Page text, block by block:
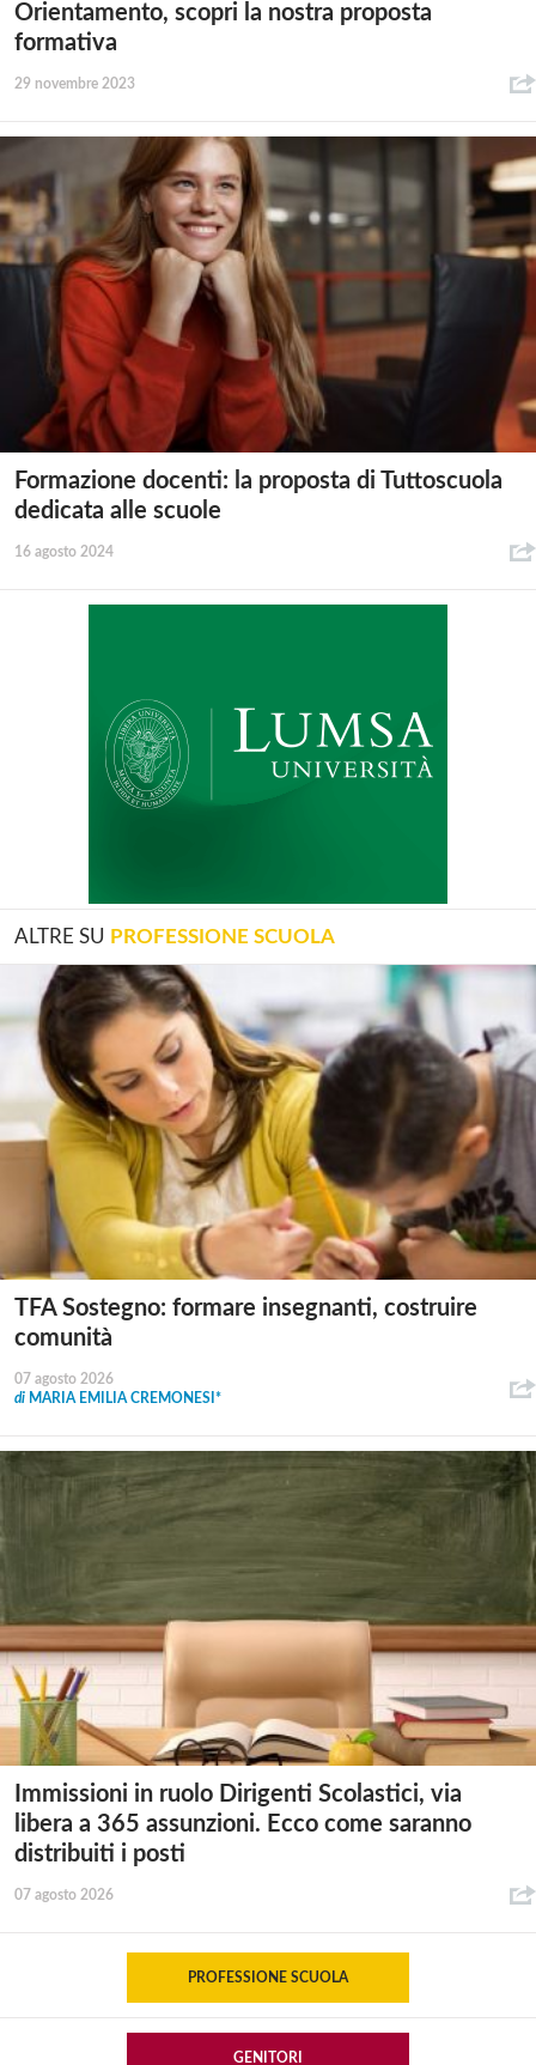
Orientamento, scopri la nostra proposta
formativa
29 novembre 2023
Formazione docenti: la proposta di Tuttoscuola
dedicata alle scuole
16 agosto 2024
ALTRE SU PROFESSIONE SCUOLA
TFA Sostegno: formare insegnanti, costruire
comunità
07 agosto 2026
di MARIA EMILIA CREMONESI*
Immissioni in ruolo Dirigenti Scolastici, via
libera a 365 assunzioni. Ecco come saranno
distribuiti i posti
07 agosto 2026
PROFESSIONE SCUOLA
GENITORI